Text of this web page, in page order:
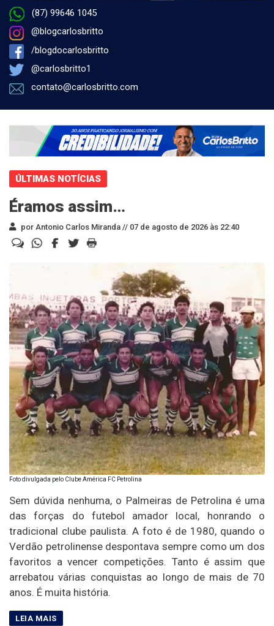
(87) 99646 1045
@blogcarlosbritto
/blogdocarlosbritto
@carlosbritto1
contato@carlosbritto.com
ÚLTIMAS NOTÍCIAS
Éramos assim…
por Antonio Carlos Miranda // 07 de agosto de 2026 às 22:40
Foto divulgada pelo Clube América FC Petrolina
Sem dúvida nenhuma, o Palmeiras de Petrolina é uma
das forças do futebol amador local, honrando o
tradicional clube paulista. A foto é de 1980, quando o
Verdão petrolinense despontava sempre como um dos
favoritos a vencer competições. Tanto é assim que
arrebatou várias conquistas ao longo de mais de 70
anos. É muita história.